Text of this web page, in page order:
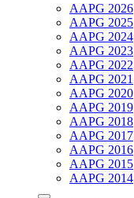
AAPG 2026
AAPG 2025
AAPG 2024
AAPG 2023
AAPG 2022
AAPG 2021
AAPG 2020
AAPG 2019
AAPG 2018
AAPG 2017
AAPG 2016
AAPG 2015
AAPG 2014